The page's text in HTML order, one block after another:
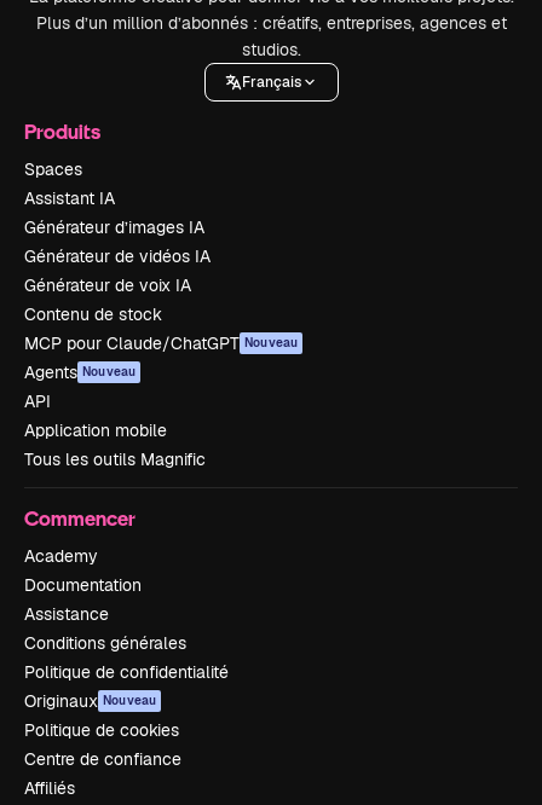
Plus d’un million d’abonnés : créatifs, entreprises, agences et
studios.
Français
Produits
Spaces
Assistant IA
Générateur d’images IA
Générateur de vidéos IA
Générateur de voix IA
Contenu de stock
MCP pour Claude/ChatGPT Nouveau
Agents Nouveau
API
Application mobile
Tous les outils Magnific
Commencer
Academy
Documentation
Assistance
Conditions générales
Politique de confidentialité
Originaux Nouveau
Politique de cookies
Centre de confiance
Affiliés